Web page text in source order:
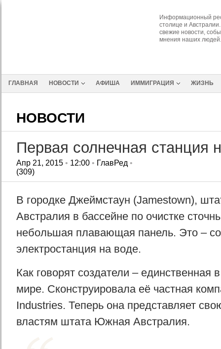
Информационный
столице и
свежие новости,
мнения наших людей.
ГЛАВНАЯ НОВОСТИ АФИША ИММИГРАЦИЯ ЖИЗНЬ
НОВОСТИ
Первая солнечная станция
Апр 21, 2015• 12:00• ГлавРед •
(309)
В городке Джеймстаун (Jamestown),
Австралия в бассейне по очистке
небольшая плавающая панель. Это –
электростанция на воде.
Как говорят создатели – единственная
мире. Сконструировала её частная
Industries. Теперь она представляет
властям штата Южная Австралия.